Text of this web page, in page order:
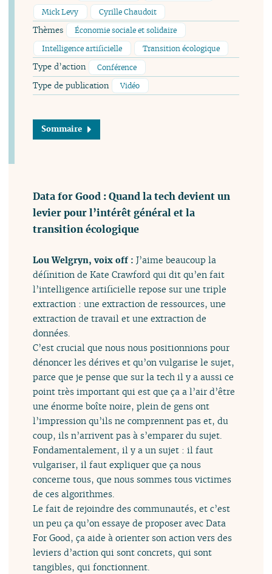
Mick Levy
Cyrille Chaudoit
Thèmes
Économie sociale et solidaire
Intelligence artificielle
Transition écologique
Type d’action Conférence
Type de publication Vidéo
Sommaire
Data for Good : Quand la tech devient un
levier pour l’intérêt général et la
transition écologique
Lou Welgryn, voix off :J’aime beaucoup la
définition de Kate Crawford qui dit qu’en fait
l’intelligence artificielle repose sur une triple
extraction : une extraction de ressources, une
extraction de travail et une extraction de
données.
C’est crucial que nous nous positionnions pour
dénoncer les dérives et qu’on vulgarise le sujet,
parce que je pense que sur la tech il y a aussi ce
point très important qui est que ça a l’air d’être
une énorme boîte noire, plein de gens ont
l’impression qu’ils ne comprennent pas et, du
coup, ils n’arrivent pas à s’emparer du sujet.
Fondamentalement, il y a un sujet : il faut
vulgariser, il faut expliquer que ça nous
concerne tous, que nous sommes tous victimes
de ces algorithmes.
Le fait de rejoindre des communautés, et c’est
un peu ça qu’on essaye de proposer avec Data
For Good, ça aide à orienter son action vers des
leviers d’action qui sont concrets, qui sont
tangibles, qui fonctionnent.